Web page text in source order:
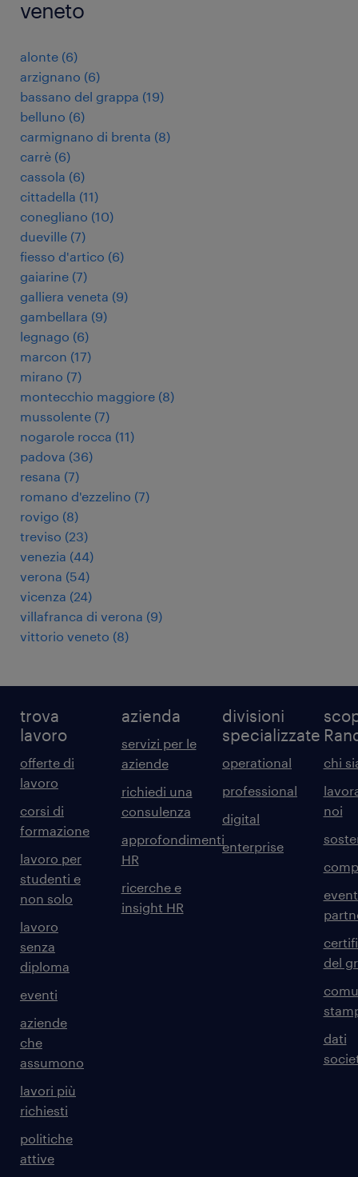
veneto
alonte (6)
arzignano (6)
bassano del grappa (19)
belluno (6)
carmignano di brenta (8)
carrè (6)
cassola (6)
cittadella (11)
conegliano (10)
dueville (7)
fiesso d'artico (6)
gaiarine (7)
galliera veneta (9)
gambellara (9)
legnago (6)
marcon (17)
mirano (7)
montecchio maggiore (8)
mussolente (7)
nogarole rocca (11)
padova (36)
resana (7)
romano d'ezzelino (7)
rovigo (8)
treviso (23)
venezia (44)
verona (54)
vicenza (24)
villafranca di verona (9)
vittorio veneto (8)
trova
lavoro
offerte di
lavoro
corsi di
formazione
lavoro per
studenti e
non solo
lavoro
senza
diploma
eventi
aziende
che
assumono
lavori più
richiesti
politiche
attive
azienda
servizi per le
aziende
richiedi una
consulenza
approfondimenti
HR
ricerche e
insight HR
divisioni
specializzate
operational
professional
digital
enterprise
chi
noi
del
dati